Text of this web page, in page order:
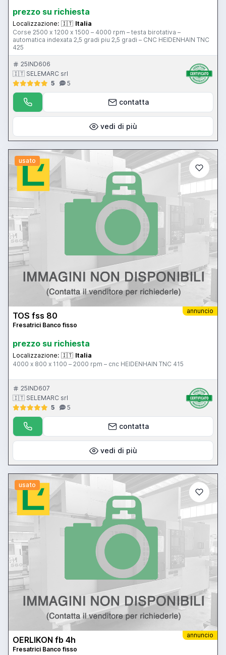
prezzo su richiesta
Localizzazione: 🇮🇹 Italia
Corse 2500 x 1200 x 1500 – 4000 rpm – testa birotativa –
automatica indexata 2,5 gradi piu 2,5 gradi – CNC HEIDENHAIN TNC
425
25IND606
🇮🇹 SELEMARC srl
5
5
contatta
vedi di più
usato
annuncio
TOS fss 80
Fresatrici Banco fisso
prezzo su richiesta
Localizzazione: 🇮🇹 Italia
4000 x 800 x 1100 – 2000 rpm – cnc HEIDENHAIN TNC 415
25IND607
🇮🇹 SELEMARC srl
5
5
contatta
vedi di più
usato
annuncio
OERLIKON fb 4h
Fresatrici Banco fisso